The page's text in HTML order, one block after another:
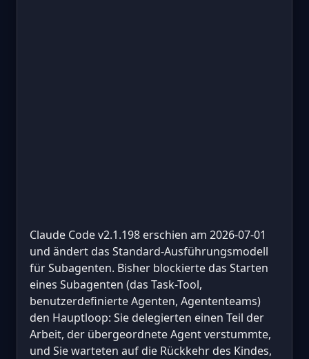
Claude Code v2.1.198 erschien am 2026-07-01
und ändert das Standard-Ausführungsmodell
für Subagenten. Bisher blockierte das Starten
eines Subagenten (das Task-Tool,
benutzerdefinierte Agenten, Agententeams)
den Hauptloop: Sie delegierten einen Teil der
Arbeit, der übergeordnete Agent verstummte,
und Sie warteten auf die Rückkehr des Kindes,